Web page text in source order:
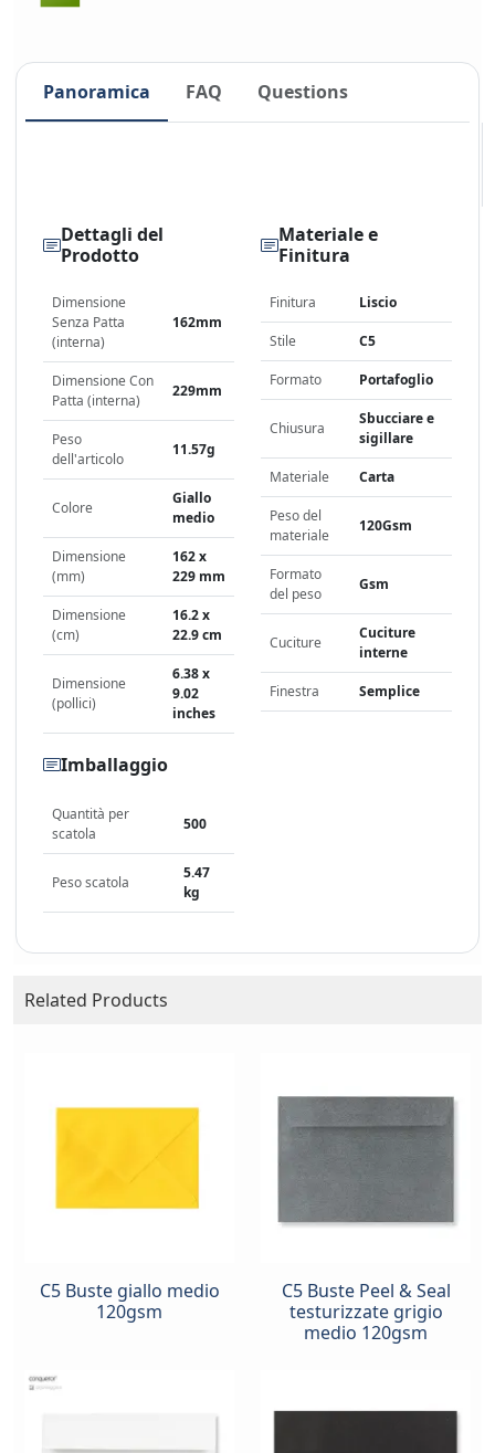
Panoramica FAQ Questions
Dettagli del
Prodotto
Dimensione
Senza Patta
(interna)
162mm
Dimensione Con
Patta (interna)
229mm
Peso
dell'articolo
11.57g
Colore
Giallo
medio
Dimensione
(mm)
162 x
229 mm
Dimensione
(cm)
16.2 x
22.9 cm
Dimensione
(pollici)
6.38 x
9.02
inches
Materiale e
Finitura
Finitura Liscio
Stile C5
Formato Portafoglio
Chiusura
Sbucciare e
sigillare
Materiale Carta
Peso del
materiale
120Gsm
Formato
del peso
Gsm
Cuciture
Cuciture
interne
Finestra Semplice
Imballaggio
Quantità per
scatola
500
Peso scatola
5.47
kg
Related Products
C5 Buste giallo medio
120gsm
C5 Buste Peel & Seal
testurizzate grigio
medio 120gsm